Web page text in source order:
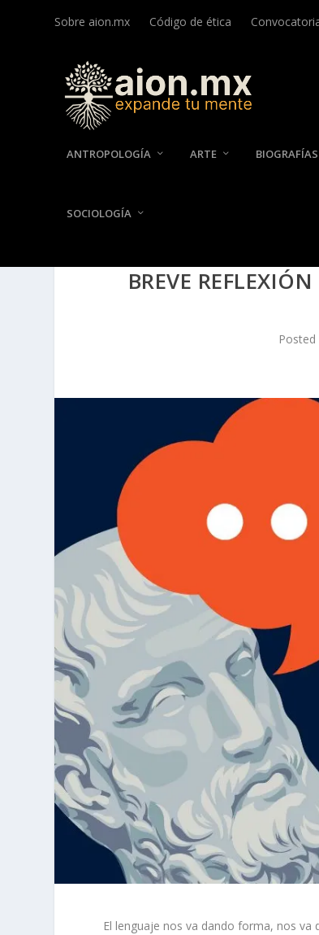
Sobre aion.mx Código de ética
ANTROPOLOGÍA ARTE BIOGRAFÍAS
SOCIOLOGÍA
BREVE
El lenguaje nos va dando forma, nos